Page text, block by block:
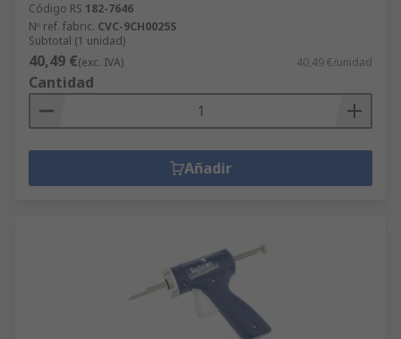
Código RS 182-7646
Nº ref. fabric. CVC-9CH0025S
Subtotal (1 unidad)
40,49 €(exc. IVA) 40,49 €/unidad
Cantidad
Añadir